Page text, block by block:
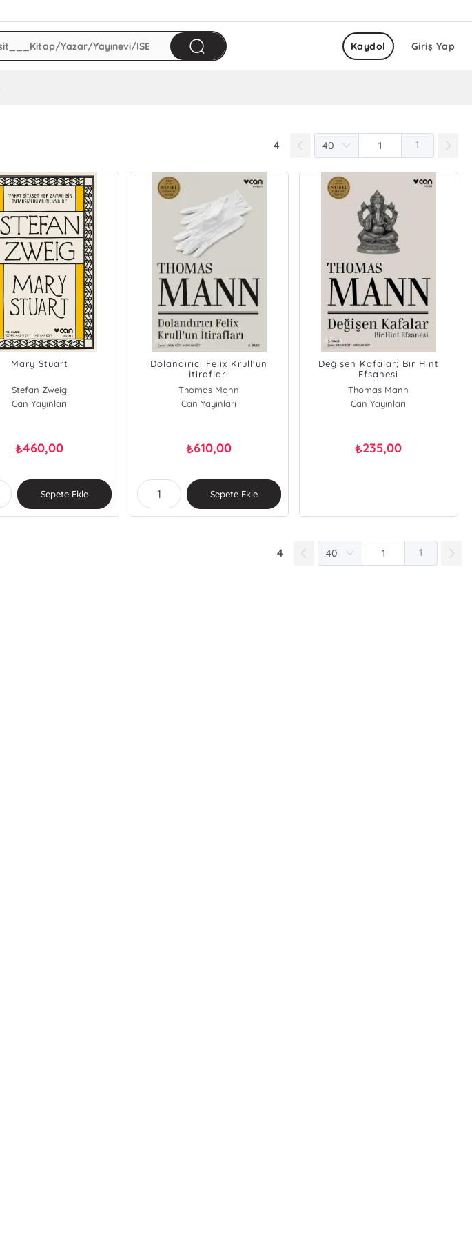
Giriş Yap
Kaydol
4 1
Mary Stuart
Stefan Zweig
Can Yayınları
₺460,00
Sepete Ekle
Dolandırıcı Felix Krull'un
İtirafları
Thomas Mann
Can Yayınları
₺610,00
Sepete Ekle
Değişen Kafalar; Bir Hint
Efsanesi
Thomas Mann
Can Yayınları
₺235,00
4 1